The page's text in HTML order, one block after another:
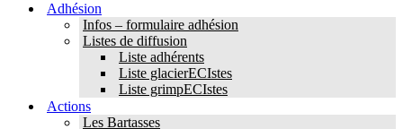
Adhésion
Infos – formulaire adhésion
Listes de diffusion
Liste adhérents
Liste glacierECIstes
Liste grimpECIstes
Actions
Les Bartasses